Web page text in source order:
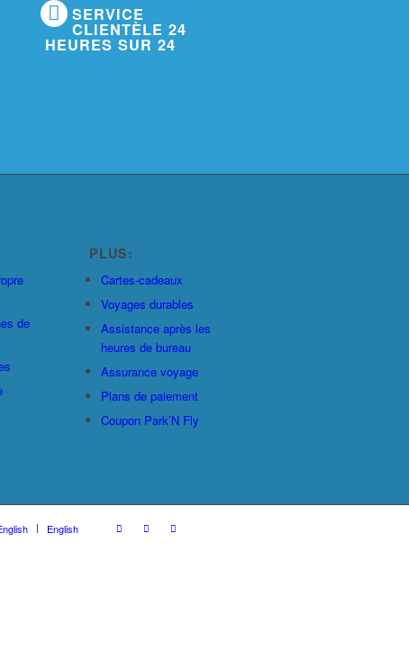
SERVICE
CLIENTÈLE 24
HEURES SUR 24
de
PLUS:
Cartes-cadeaux
Voyages durables
Assistance après les
heures de bureau
Assurance voyage
Plans de paiement
Coupon Park’N Fly
English